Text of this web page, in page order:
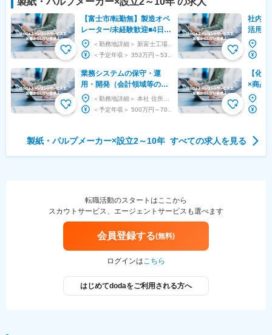
【富士市/転勤無】製造オペ
レーター/未経験歓迎■4日勤
務/1～2日休/3交替/マイカー
通勤可
業務システムの保守・運
用・開発（会計領域等の
SAP）◆残業月20h程度／
年休120日◆プライム上場
社内
活用／
帯手
易い社
【化
×商品
ト／
グルー
製紙・パルプメーカー×設立2～10年 すべての求人を見る
転職活動のスタートはここから
スカウトサービス、エージェントサービスも選べます
会員登録する(無料)
ログインはこちら
はじめてdodaをご利用される方へ